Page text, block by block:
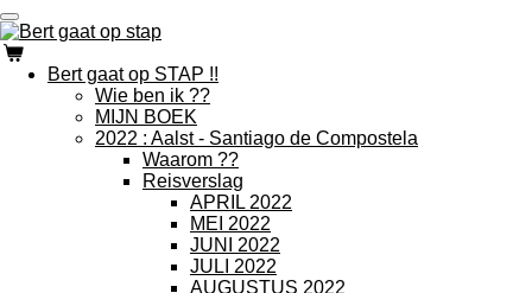
Ga
direct
naar
de
hoofdinhoud
Bert gaat op STAP !!
Wie ben ik ??
MIJN BOEK
2022 : Aalst - Santiago de Compostela
Waarom ??
Reisverslag
APRIL 2022
MEI 2022
JUNI 2022
JULI 2022
AUGUSTUS 2022